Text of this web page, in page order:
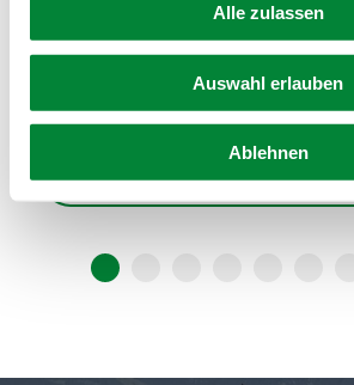
Alle zulassen
Auswahl erlauben
Ablehnen
Gutschein zum Ausdrucken -
"Wellness"
zum Gutschein